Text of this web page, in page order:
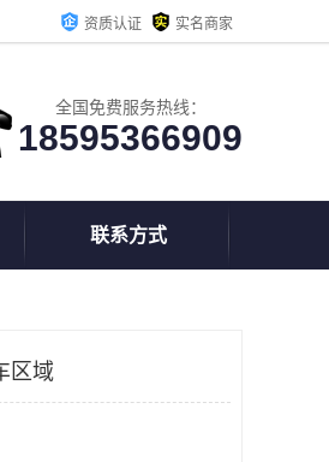
资质认证 实名商家
全国免费服务热线：
18595366909
联系方式
区域